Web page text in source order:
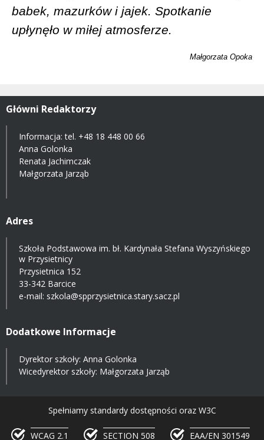
babek, mazurków i jajek. Spotkanie
upłynęło w miłej atmosferze.
Małgorzata Opoka
Główni Redaktorzy
Informacja: tel. +48 18 448 00 66
Anna Golonka
Renata Jachimczak
Małgorzata Jarząb
Adres
Szkoła Podstawowa im. bł. Kardynała Stefana Wyszyńskiego
w Przysietnicy
Przysietnica 152
33-342 Barcice
e-mail: szkola@spprzysietnica.stary.sacz.pl
Dodatkowe Informacje
Dyrektor szkoły: Anna Golonka
Wicedyrektor szkoły: Małgorzata Jarząb
Spełniamy standardy dostępności oraz W3C
WCAG 2.1 SECTION 508 EAA/EN 301549